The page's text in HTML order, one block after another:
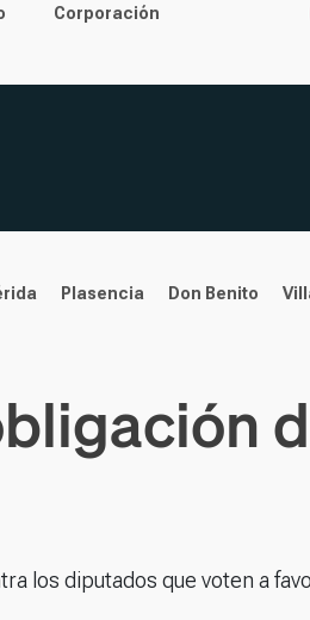
Corporación
Plasencia Don Benito
los diputados que voten a